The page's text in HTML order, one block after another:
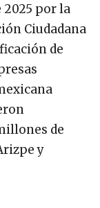
2025 por la
Ciudadana
de
de
y